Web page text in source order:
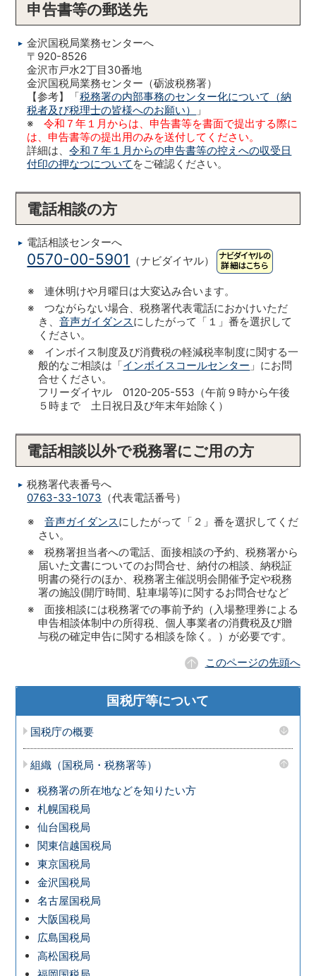
申告書等の郵送先
金沢国税局業務センターへ
〒920-8526
金沢市戸水2丁目30番地
金沢国税局業務センター（砺波税務署）
【参考】「税務署の内部事務のセンター化について（納
税者及び税理士の皆様へのお願い）
」
※令和７年１月からは、申告書等を書面で提出する際に
は、申告書等の提出用のみを送付してください。
詳細は、令和７年１月からの申告書等の控えへの収受日
付印の押なつについて をご確認ください。
電話相談の方
電話相談センターへ
0570-00-5901 （ナビダイヤル）
※ 連休明けや月曜日は大変込み合います。
※ つながらない場合、税務署代表電話におかけいただ
き、音声ガイダンスにしたがって「１」番を選択して
ください。
※ インボイス制度及び消費税の軽減税率制度に関する一
般的なご相談は「インボイスコールセンター 」にお問
合せください。
フリーダイヤル 0120-205-553（午前９時から午後
５時まで 土日祝日及び年末年始除く）
電話相談以外で税務署にご用の方
税務署代表番号へ
0763-33-1073 （代表電話番号）
※音声ガイダンスにしたがって「２」番を選択してくだ
さい。
※ 税務署担当者への電話、面接相談の予約、税務署から
届いた文書についてのお問合せ、納付の相談、納税証
明書の発行のほか、税務署主催説明会開催予定や税務
署の施設(開庁時間、駐車場等)に関するお問合せなど
※ 面接相談には税務署での事前予約（入場整理券による
申告相談体制中の所得税、個人事業者の消費税及び贈
与税の確定申告に関する相談を除く。）が必要です。
このページの先頭へ
国税庁等について
国税庁の概要
組織（国税局・税務署等）
税務署の所在地などを知りたい方
札幌国税局
仙台国税局
関東信越国税局
東京国税局
金沢国税局
名古屋国税局
大阪国税局
広島国税局
高松国税局